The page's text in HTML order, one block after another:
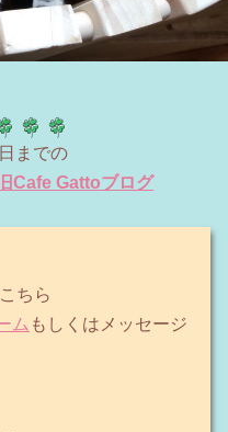
までの
旧Cafe Gattoブログ
ちら
ム もしくはメッセージ